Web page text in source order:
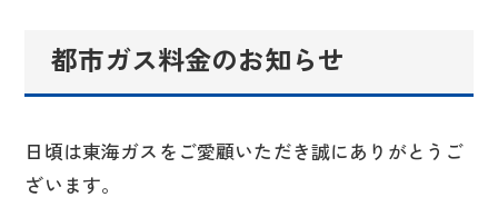
都市ガス料金のお知らせ
日頃は東海ガスをご愛顧いただき誠にありがとうご
ざいます。